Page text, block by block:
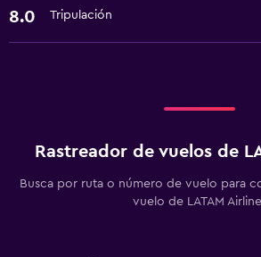
8.0 Tripulación
Rastreador de vuelos de
Busca por ruta o número de vuelo para
vuelo de LATAM